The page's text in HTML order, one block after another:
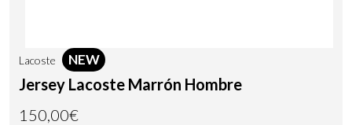
Lacoste NEW
Jersey Lacoste Marrón Hombre
150,00€